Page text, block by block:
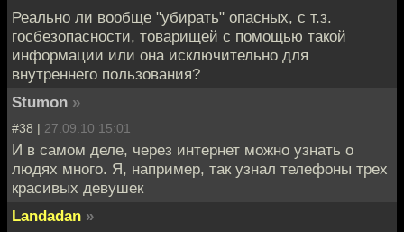
Реально ли вообще "убирать" опасных, с т.з.
госбезопасности, товарищей с помощью такой
информации или она исключительно для
внутреннего пользования?
Stumon »
#38 | 27.09.10 15:01
И в самом деле, через интернет можно узнать о
людях много. Я, например, так узнал телефоны трех
красивых девушек
Landadan »